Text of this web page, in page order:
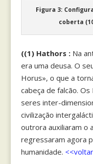
Figura 3:
coberta
((1) Hathors : Na
era uma deusa. O
Horus», o que a
cabeça de falcão.
seres inter-
civilização
outrora auxiliaram o
regressaram agora
humanidade. <<voltar